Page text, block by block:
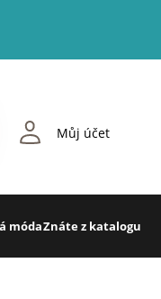
Můj účet
módaZnáte z katalogu